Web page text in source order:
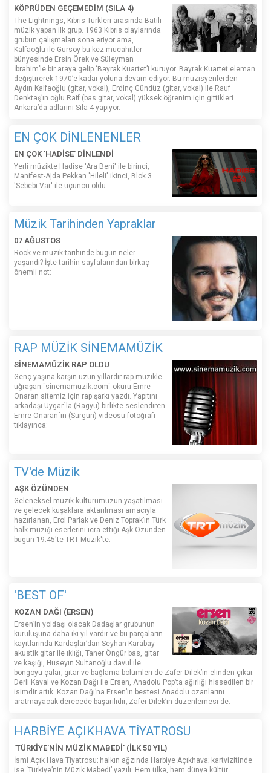
KÖPRÜDEN GEÇEMEDİM (SILA 4)
The Lightnings, Kıbrıs Türkleri arasında Batılı
müzik yapan ilk grup. 1963 Kıbrıs olaylarında
grubun çalışmaları sona eriyor ama,
Kalfaoğlu ile Gürsoy bu kez mücahitler
bünyesinde Ersin Örek ve Süleyman
İbrahim’le bir araya gelip ‘Bayrak Kuartet’i kuruyor. Bayrak Kuartet eleman
değiştirerek 1970’e kadar yoluna devam ediyor. Bu müzisyenlerden
Aydın Kalfaoğlu (gitar, vokal), Erdinç Gündüz (gitar, vokal) ile Rauf
Denktaş’ın oğlu Raif (bas gitar, vokal) yüksek öğrenim için gittikleri
Ankara’da adlarını Sıla 4 yapıyor.
EN ÇOK DİNLENENLER
EN ÇOK 'HADİSE' DİNLENDİ
Yerli müzikte Hadise 'Ara Beni' ile birinci,
Manifest-Ajda Pekkan 'Hileli' ikinci, Blok 3
'Sebebi Var' ile üçüncü oldu.
Müzik Tarihinden Yapraklar
07 AĞUSTOS
Rock ve müzik tarihinde bugün neler
yaşandı? İşte tarihin sayfalarından birkaç
önemli not:
RAP MÜZİK SİNEMAMÜZİK
SİNEMAMÜZİK RAP OLDU
Genç yaşına karşın uzun yıllardır rap müzikle
uğraşan ´sinemamuzik.com´ okuru Emre
Onaran sitemiz için rap şarkı yazdı. Yapıtını
arkadaşı Uygar´la (Ragyu) birlikte seslendiren
Emre Onaran´ın (Sürgün) videosu fotoğrafı
tıklayınca:
TV'de Müzik
AŞK ÖZÜNDEN
Geleneksel müzik kültürümüzün yaşatılması
ve gelecek kuşaklara aktarılması amacıyla
hazırlanan, Erol Parlak ve Deniz Toprak’ın Türk
halk müziği eserlerini icra ettiği Aşk Özünden
bugün 19.45'te TRT Müzik'te.
'BEST OF'
KOZAN DAĞI (ERSEN)
Ersen’in yoldaşı olacak Dadaşlar grubunun
kuruluşuna daha iki yıl vardır ve bu parçaların
kayıtlarında Kardaşlar’dan Seyhan Karabay
akustik gitar ile ıklığı, Taner Öngür bas, gitar
ve kaşığı, Hüseyin Sultanoğlu davul ile
bongoyu çalar; gitar ve bağlama bölümleri de Zafer Dilek’in elinden çıkar.
Derli Kaval ve Kozan Dağı ile Ersen, Anadolu Pop’ta ağırlığı hissedilen bir
isimdir artık. Kozan Dağı’na Ersen’in bestesi Anadolu ozanlarını
aratmayacak derecede başarılıdır; Zafer Dilek’in düzenlemesi de.
HARBİYE AÇIKHAVA TİYATROSU
'TÜRKİYE'NİN MÜZİK MABEDİ' (İLK 50 YIL)
İsmi Açık Hava Tiyatrosu; halkın ağzında Harbiye Açıkhava; kartvizitinde
ise ‘Türkiye’nin Müzik Mabedi’ yazılı. Hem ülke, hem dünya kültür